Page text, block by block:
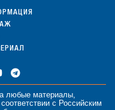
любые материалы,
с Российским